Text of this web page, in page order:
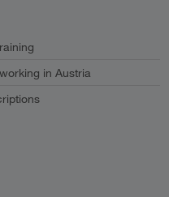
in Austria